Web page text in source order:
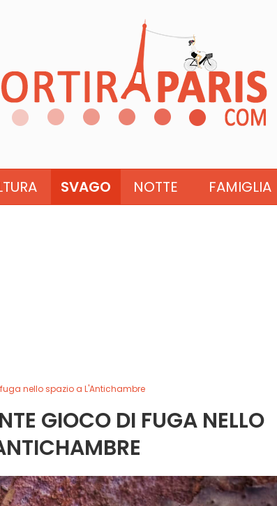
SVAGO NOTTE FAMIGLIA
nello spazio a L'Antichambre
GIOCO DI FUGA NELLO